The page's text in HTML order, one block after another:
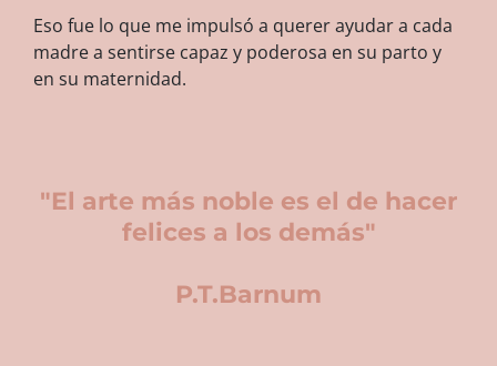
Eso fue lo que me impulsó a querer ayudar a cada
madre a sentirse capaz y poderosa en su parto y
en su maternidad.
"El arte más noble es el de hacer
felices a los demás"
P.T.Barnum